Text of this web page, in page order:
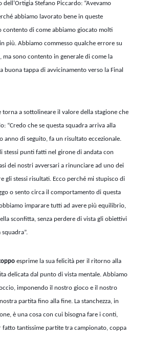
dell’Ortigia Stefano Piccardo: “Avevamo
abbiamo lavorato bene in queste
contento di come abbiamo giocato molti
più. Abbiamo commesso qualche errore su
ma sono contento in generale di come la
buona tappa di avvicinamento verso la Final
torna a sottolineare il valore della stagione che
“Credo che se questa squadra arriva alla
anno di seguito, fa un risultato eccezionale.
stessi punti fatti nel girone di andata con
dei nostri avversari a rinunciare ad uno dei
gli stessi risultati. Ecco perché mi stupisco di
o sento circa il comportamento di questa
imparare tutti ad avere più equilibrio,
sconfitta, senza perdere di vista gli obiettivi
esprime la sua felicità per il ritorno alla
delicata dal punto di vista mentale. Abbiamo
imponendo il nostro gioco e il nostro
partita fino alla fine. La stanchezza, in
è una cosa con cui bisogna fare i conti,
tantissime partite tra campionato, coppa